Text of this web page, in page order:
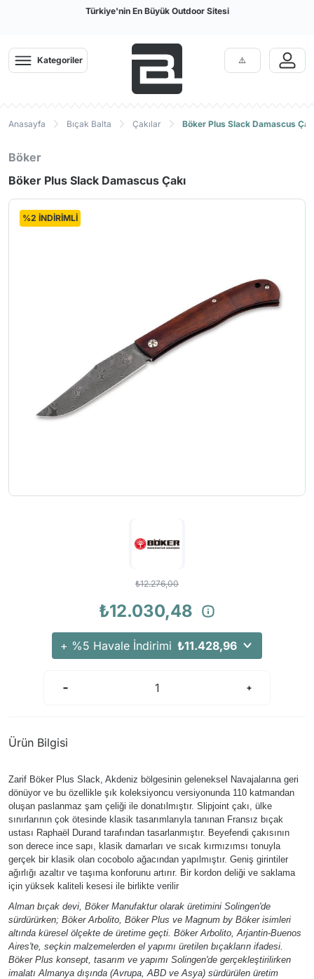
Türkiye'nin En Büyük Outdoor Sitesi
Kategoriler
Anasayfa Bıçak Balta Çakılar Böker Plus Slack Damascus
Böker
Böker Plus Slack Damascus Çakı
%2 İNDİRİMLİ
₺12.276,00
₺12.030,48
+ %5 Havale İndirimi ₺11.428,96
Ürün Bilgisi
Zarif Böker Plus Slack, Akdeniz bölgesinin geleneksel Navajalarına geri
dönüyor ve bu özellikle şık koleksiyoncu versiyonunda 110 katmandan
oluşan paslanmaz şam çeliği ile donatılmıştır. Slipjoint çakı, ülke
sınırlarının çok ötesinde klasik tasarımlarıyla tanınan Fransız bıçak
ustası Raphaël Durand tarafından tasarlanmıştır. Beyefendi çakısının
son derece ince sapı, klasik damarları ve sıcak kırmızımsı tonuyla
gerçek bir klasik olan cocobolo ağacından yapılmıştır. Geniş girintiler
ağırlığı azaltır ve taşıma konforunu artırır. Bir kordon deliği ve saklama
için yüksek kaliteli kesesi ile birlikte verilir
Alman bıçak devi, Böker Manufaktur olarak üretimini Solingen'de
sürdürürken; Böker Arbolito, Böker Plus ve Magnum by Böker isimleri
altında küresel ölçekte de üretime geçti. Böker Arbolito, Arjantin-Buenos
Aires'te, seçkin malzemelerden el yapımı üretilen bıçakların ifadesi.
Böker Plus konsept, tasarım ve yapımı Solingen'de gerçekleştirilirken
imalatı Almanya dışında (Avrupa, ABD ve Asya) sürdürülen üretim